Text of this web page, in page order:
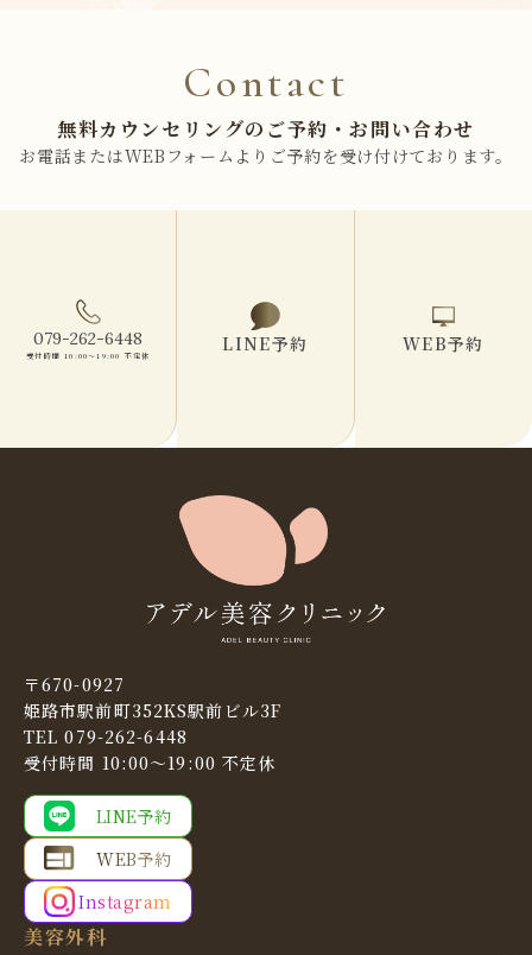
Contact
無料カウンセリングのご予約・お問い合わせ
お電話またはWEBフォームよりご予約を受け付けております。
079-262-6448
受付時間 10:00〜19:00 不定休
LINE予約 WEB予約
〒670-0927
姫路市駅前町352KS駅前ビル3F
TEL 079-262-6448
受付時間 10:00〜19:00 不定休
LINE予約
WEB予約
Instagram
美容外科